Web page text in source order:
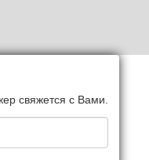
свяжется с Вами.